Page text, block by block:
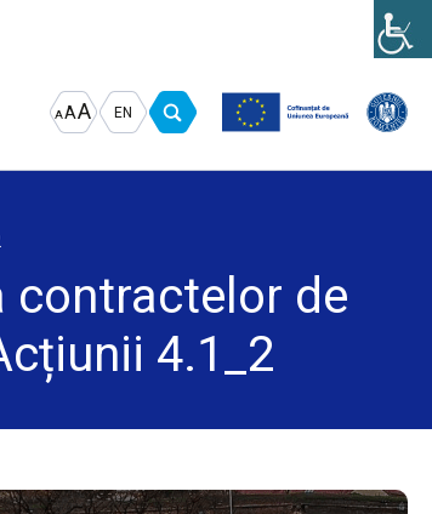
A
Decrease
font
A Reset
font
AIncrease
font
EN
contractelor de
4.1_2